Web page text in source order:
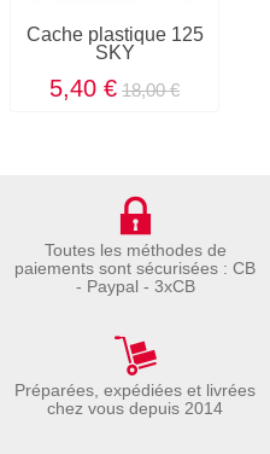
Cache plastique 125
SKY
5,40 € 18,00 €
Toutes les méthodes de
paiements sont sécurisées : CB
- Paypal - 3xCB
Préparées, expédiées et livrées
chez vous depuis 2014